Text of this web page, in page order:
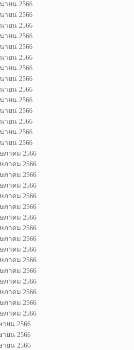
ายน 2566
ายน 2566
ายน 2566
ายน 2566
ายน 2566
ายน 2566
ายน 2566
ายน 2566
ายน 2566
ายน 2566
ายน 2566
ายน 2566
ายน 2566
ายน 2566
ภาคม 2566
ภาคม 2566
ภาคม 2566
ภาคม 2566
ภาคม 2566
ภาคม 2566
ภาคม 2566
ภาคม 2566
ภาคม 2566
ภาคม 2566
ภาคม 2566
ภาคม 2566
ภาคม 2566
ภาคม 2566
ภาคม 2566
ภาคม 2566
ยน 2566
ยน 2566
ยน 2566